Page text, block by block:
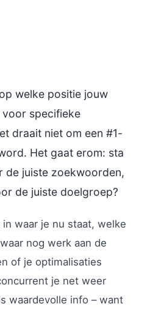
welke positie jouw
voor specifieke
draait niet om een #1-
Het gaat erom: sta
de juiste zoekwoorden,
de juiste doelgroep?
waar je nu staat, welke
nog werk aan de
of je optimalisaties
je net weer
waardevolle info – want